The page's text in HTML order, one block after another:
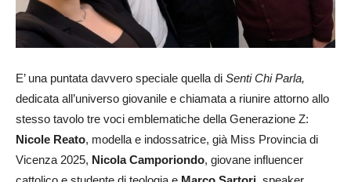
E’ una puntata davvero speciale quella di Senti Chi Parla,
dedicata all’universo giovanile e chiamata a riunire attorno allo
stesso tavolo tre voci emblematiche della Generazione Z:
Nicole Reato, modella e indossatrice, già Miss Provincia di
Vicenza 2025, Nicola Camporiondo, giovane influencer